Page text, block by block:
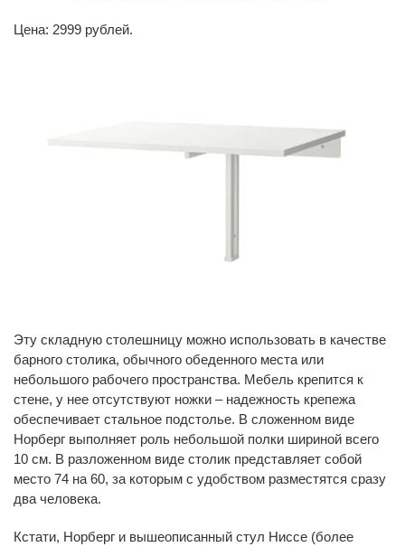
Цена: 2999 рублей.
Эту складную столешницу можно использовать в качестве
барного столика, обычного обеденного места или
небольшого рабочего пространства. Мебель крепится к
стене, у нее отсутствуют ножки – надежность крепежа
обеспечивает стальное подстолье. В сложенном виде
Норберг выполняет роль небольшой полки шириной всего
10 см. В разложенном виде столик представляет собой
место 74 на 60, за которым с удобством разместятся сразу
два человека.
Кстати, Норберг и вышеописанный стул Ниссе (более